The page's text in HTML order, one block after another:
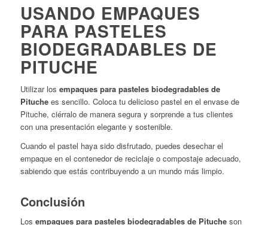
USANDO EMPAQUES
PARA PASTELES
BIODEGRADABLES DE
PITUCHE
Utilizar los empaques para pasteles biodegradables de
Pituchees sencillo. Coloca tu delicioso pastel en el envase de
Pituche, ciérralo de manera segura y sorprende a tus clientes
con una presentación elegante y sostenible.
Cuando el pastel haya sido disfrutado, puedes desechar el
empaque en el contenedor de reciclaje o compostaje adecuado,
sabiendo que estás contribuyendo a un mundo más limpio.
Conclusión
Los empaques para pasteles biodegradables de Pitucheson